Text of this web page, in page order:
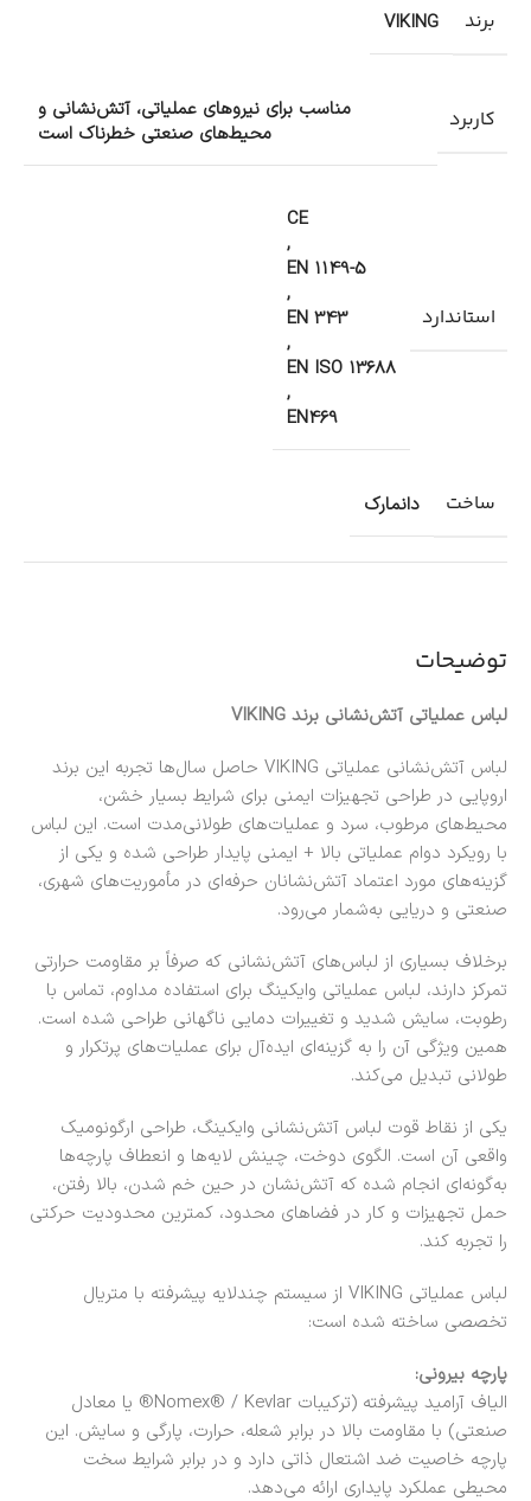
توضیحات
لباس عملیاتی آتش‌نشانی برند VIKING
لباس آتش‌نشانی عملیاتی VIKING حاصل سال‌ها تجربه این برند
اروپایی در طراحی تجهیزات ایمنی برای شرایط بسیار خشن،
محیط‌های مرطوب، سرد و عملیات‌های طولانی‌مدت است. این لباس
با رویکرد دوام عملیاتی بالا + ایمنی پایدار طراحی شده و یکی از
گزینه‌های مورد اعتماد آتش‌نشانان حرفه‌ای در مأموریت‌های شهری،
صنعتی و دریایی به‌شمار می‌رود.
برخلاف بسیاری از لباس‌های آتش‌نشانی که صرفاً بر مقاومت حرارتی
تمرکز دارند، لباس عملیاتی وایکینگ برای استفاده مداوم، تماس با
رطوبت، سایش شدید و تغییرات دمایی ناگهانی طراحی شده است.
همین ویژگی آن را به گزینه‌ای ایده‌آل برای عملیات‌های پرتکرار و
طولانی تبدیل می‌کند.
یکی از نقاط قوت لباس آتش‌نشانی وایکینگ، طراحی ارگونومیک
واقعی آن است. الگوی دوخت، چینش لایه‌ها و انعطاف پارچه‌ها
به‌گونه‌ای انجام شده که آتش‌نشان در حین خم شدن، بالا رفتن،
حمل تجهیزات و کار در فضاهای محدود، کمترین محدودیت حرکتی
را تجربه کند.
لباس عملیاتی VIKING از سیستم چندلایه پیشرفته با متریال
تخصصی ساخته شده است:
پارچه بیرونی:
الیاف آرامید پیشرفته (ترکیبات Nomex® / Kevlar® یا معادل
صنعتی) با مقاومت بالا در برابر شعله، حرارت، پارگی و سایش. این
پارچه خاصیت ضد اشتعال ذاتی دارد و در برابر شرایط سخت
محیطی عملکرد پایداری ارائه می‌دهد.
برند VIKING
کاربرد
مناسب برای نیروهای عملیاتی، آتش‌نشانی و
محیط‌های صنعتی خطرناک است
استاندارد
CE
,
EN 1149-5
,
EN 343
,
EN ISO 13688
,
EN469
ساخت دانمارک